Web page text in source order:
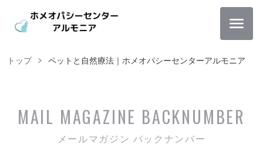
トップ ペットと自然療法｜ホメオパシーセンターアルモニア
MAIL MAGAZINE BACKNUMBER
メールマガジン バックナンバー